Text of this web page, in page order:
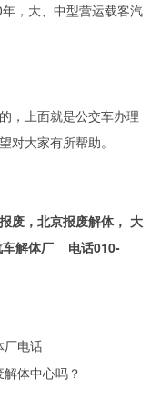
，大、中型营运载客汽
，上面就是公交车办理
对大家有所帮助。
废，北京报废解体， 大
解体厂 电话010-
厂电话
体中心吗？